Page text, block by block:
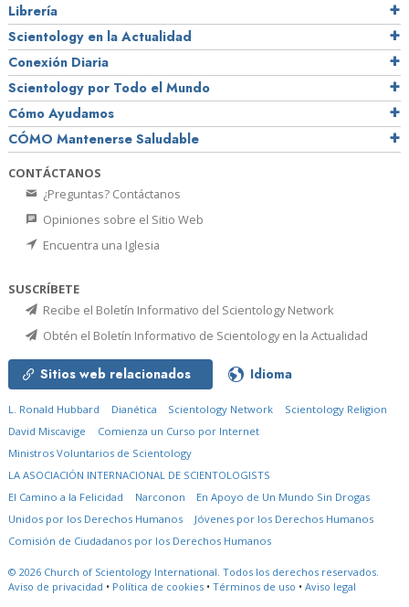
Librería
Scientology en la Actualidad
Conexión Diaria
Scientology por Todo el Mundo
Cómo Ayudamos
CÓMO Mantenerse Saludable
CONTÁCTANOS
¿Preguntas? Contáctanos
Opiniones sobre el Sitio Web
Encuentra una Iglesia
SUSCRÍBETE
Recibe el Boletín Informativo del Scientology Network
Obtén el Boletín Informativo de Scientology en la Actualidad
Sitios web relacionados Idioma
L. Ronald Hubbard Dianética Scientology Network
Scientology Religion
David Miscavige
Comienza un Curso por Internet
Ministros Voluntarios de Scientology
LA ASOCIACIÓN INTERNACIONAL DE SCIENTOLOGISTS
El Camino a la Felicidad
Narconon
En Apoyo de Un Mundo Sin Drogas
Unidos por los Derechos Humanos
Jóvenes por los Derechos Humanos
Comisión de Ciudadanos por los Derechos Humanos
© 2026 Church of Scientology International. Todos los derechos reservados.
Aviso de privacidad • Política de cookies • Términos de uso • Aviso legal